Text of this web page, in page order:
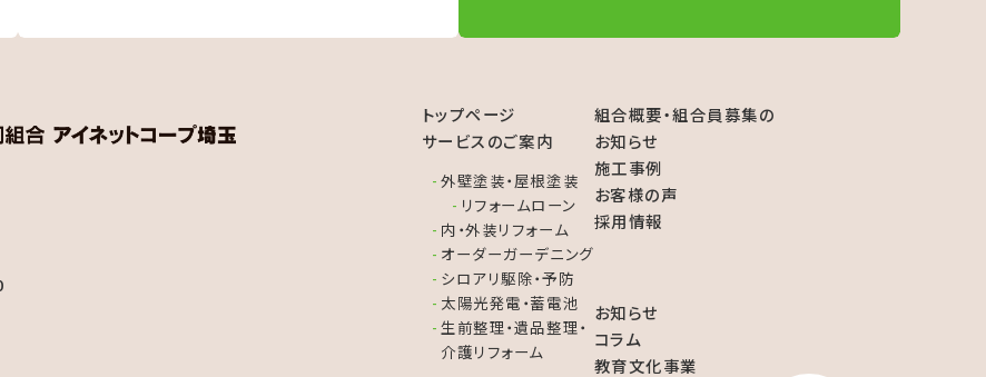
トップページ
サービスのご案内
外壁塗装・屋根塗装
リフォームローン
内・外装リフォーム
オーダーガーデニング
シロアリ駆除・予防
太陽光発電・蓄電池
生前整理・遺品整理・
介護リフォーム
組合概要・組合員募集の
お知らせ
施工事例
お客様の声
採用情報
お知らせ
コラム
教育文化事業